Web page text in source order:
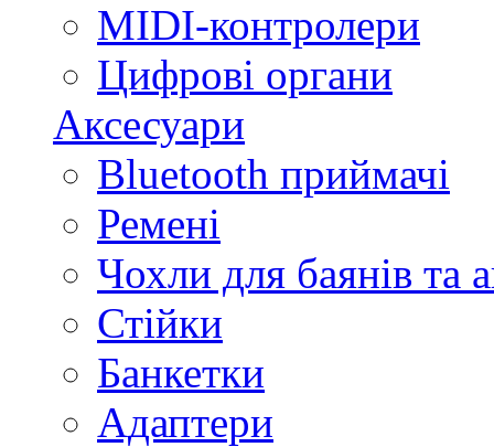
MIDI-контролери
Цифрові органи
Аксесуари
Bluetooth приймачі
Ремені
Чохли для баянів та
Стійки
Банкетки
Адаптери